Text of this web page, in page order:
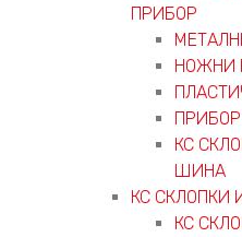
ПРИБОР
НОЖНИ
КС
ШИНА
КС СКЛОПКИ
КС